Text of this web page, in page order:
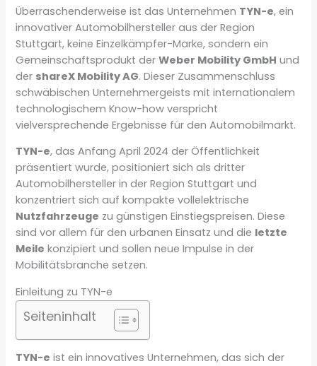
Überraschenderweise ist das Unternehmen TYN-e, ein
innovativer Automobilhersteller aus der Region
Stuttgart, keine Einzelkämpfer-Marke, sondern ein
Gemeinschaftsprodukt derWeber Mobility GmbH und
der shareX Mobility AG. Dieser Zusammenschluss
schwäbischen Unternehmergeists mit internationalem
technologischem Know-how verspricht
vielversprechende Ergebnisse für den Automobilmarkt.
TYN-e, das Anfang April 2024 der Öffentlichkeit
präsentiert wurde, positioniert sich als dritter
Automobilhersteller in der Region Stuttgart und
konzentriert sich auf kompakte vollelektrische
Nutzfahrzeuge zu günstigen Einstiegspreisen. Diese
sind vor allem für den urbanen Einsatz und die letzte
Meile konzipiert und sollen neue Impulse in der
Mobilitätsbranche setzen.
Einleitung zu TYN-e
Seiteninhalt
TYN-e ist ein innovatives Unternehmen, das sich der